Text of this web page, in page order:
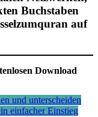
Buchstaben
auf
Download
und unterscheiden
einfacher Einstieg